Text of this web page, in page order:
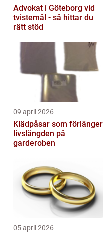
Advokat i Göteborg vid
tvistemål - så hittar du
rätt stöd
09 april 2026
Klädpåsar som förlänger
livslängden på
garderoben
05 april 2026